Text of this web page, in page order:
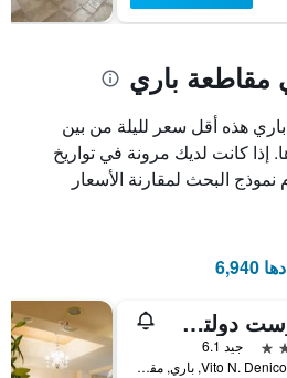
مقاطعة باري
هذه أقل سعر لليلة من بين
إذا كانت لديك مرونة في تواريخ
البحث لمقارنة الأسعار
هوست دولتشي ريزفيجلي
جيد 6.1
Vito N. Denicolò 7, باري, مقاطعة باري, إيطاليا